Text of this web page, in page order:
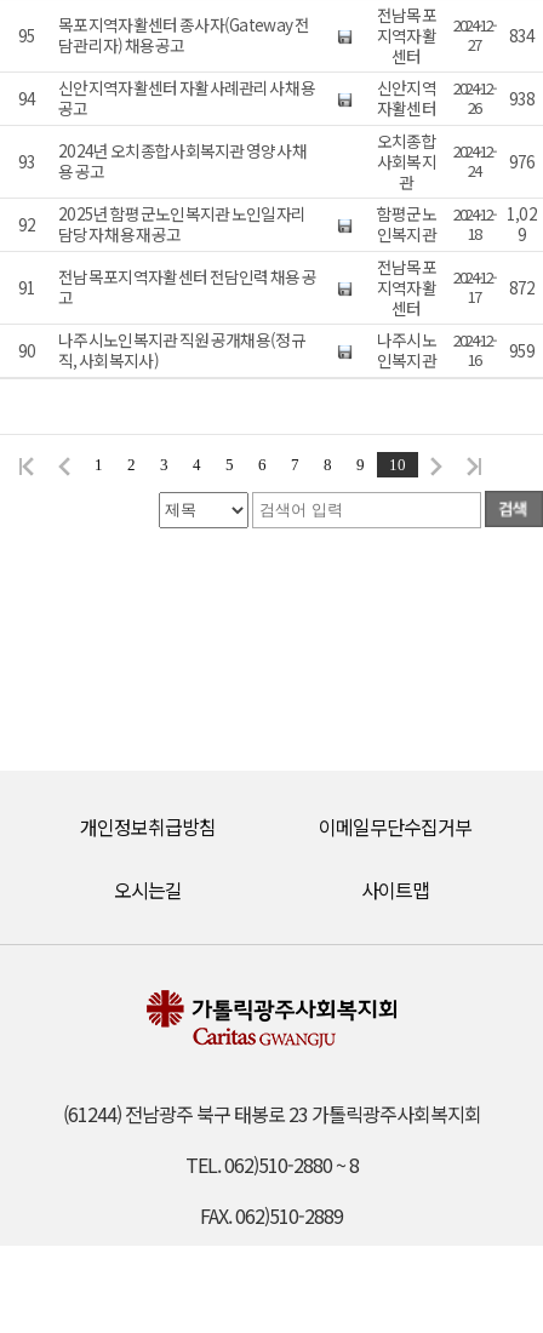
95
목포지역자활센터 종사자(Gateway 전
담관리자) 채용공고
전남목포
지역자활
센터
2024-12-
27
834
94
신안지역자활센터 자활사례관리사 채용
공고
신안지역
자활센터
2024-12-
26
938
93
2024년 오치종합사회복지관 영양사 채
용 공고
오치종합
사회복지
관
2024-12-
24
976
92
2025년 함평군노인복지관 노인일자리
담당자 채용 재공고
함평군노
인복지관
2024-12-
18
1,02
9
91
전남목포지역자활센터 전담인력 채용 공
고
전남목포
지역자활
센터
2024-12-
17
872
90
나주시노인복지관 직원 공개채용(정규
직, 사회복지사)
나주시노
인복지관
2024-12-
16
959
1 2 3 4 5 6 7 8 9 10
개인정보취급방침 이메일무단수집거부
오시는길 사이트맵
(61244) 전남광주 북구 태봉로 23 가톨릭광주사회복지회
TEL. 062)510-2880 ~ 8
FAX. 062)510-2889